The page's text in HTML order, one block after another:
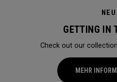
NEU
GETTING IN
Check out our
MEHR